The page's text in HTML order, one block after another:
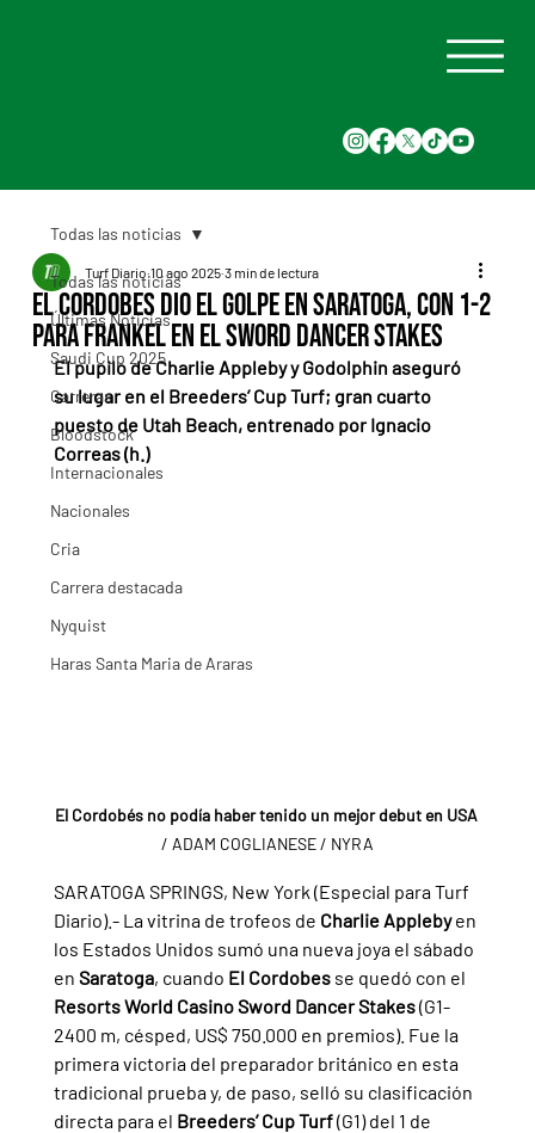
Todas las noticias
Últimas Noticias
Saudi Cup 2025
Carreras
Bloodstock
Internacionales
Nacionales
Cria
Carrera destacada
Nyquist
Haras Santa Maria de Araras
Todas las noticias
El Cordobes dio el golpe en Saratoga, con 1-2
para Frankel en el Sword Dancer Stakes
Turf Diario 10 ago 2025 3 min de lectura
El pupilo de Charlie Appleby y Godolphin aseguró
su lugar en el Breeders’ Cup Turf; gran cuarto
puesto de Utah Beach, entrenado por Ignacio
Correas (h.)
El Cordobés no podía haber tenido un mejor debut en USA
/ ADAM COGLIANESE / NYRA
SARATOGA SPRINGS, New York (Especial para Turf
Diario).- La vitrina de trofeos de Charlie Appleby en
los Estados Unidos sumó una nueva joya el sábado
en Saratoga, cuando El Cordobes se quedó con el
Resorts World Casino Sword Dancer Stakes (G1-
2400 m, césped, US$ 750.000 en premios). Fue la
primera victoria del preparador británico en esta
tradicional prueba y, de paso, selló su clasificación
directa para el Breeders’ Cup Turf (G1) del 1 de